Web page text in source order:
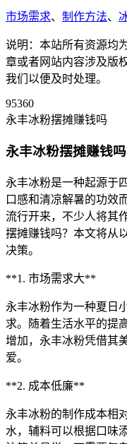
市场需求、 制作方法、
说明：本站所有资源均
章或者网站内容涉及版
我们以便及时处理。
95360
永丰冰粉摆摊赚钱吗
永丰冰粉摆摊赚钱吗
永丰冰粉是一种起源于
口感和清凉解暑的功效
流行开来，不少人将其
摆摊赚钱吗？本文将从
决策。
**1. 市场需求大**
永丰冰粉作为一种夏日
求。随着生活水平的提
增加，永丰冰粉凭借其
爱。
**2. 成本低廉**
永丰冰粉的制作成本相
水，辅料可以根据口味